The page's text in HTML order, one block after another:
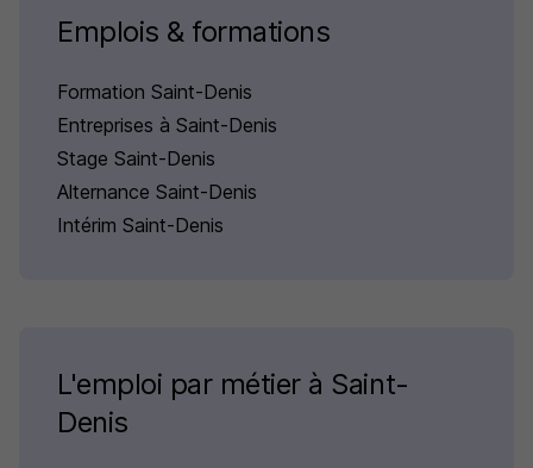
Emplois & formations
Formation Saint-Denis
Entreprises à Saint-Denis
Stage Saint-Denis
Alternance Saint-Denis
Intérim Saint-Denis
L'emploi par métier à Saint-
Denis